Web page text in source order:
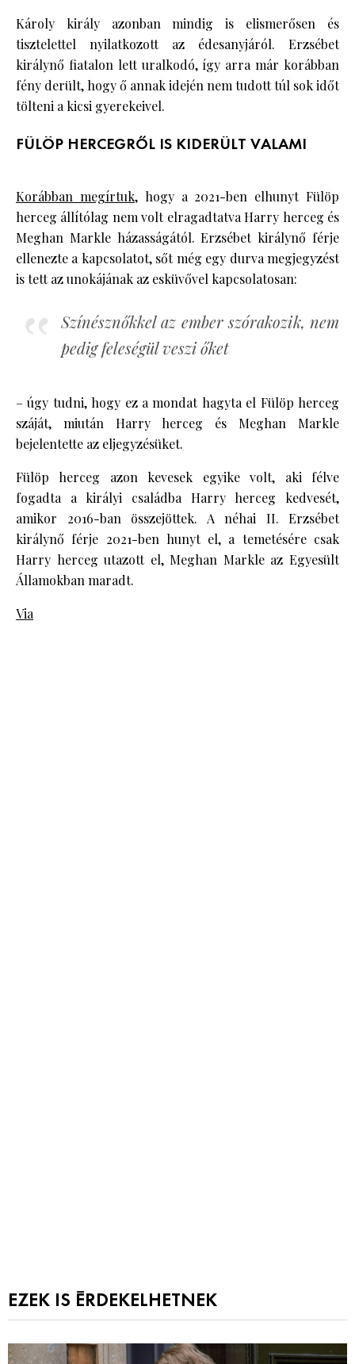
Károly király azonban mindig is elismerősen és
tisztelettel nyilatkozott az édesanyjáról. Erzsébet
királynő fiatalon lett uralkodó, így arra már korábban
fény derült, hogy ő annak idején nem tudott túl sok időt
tölteni a kicsi gyerekeivel.
FÜLÖP HERCEGRŐL IS KIDERÜLT VALAMI
Korábban megírtuk, hogy a 2021-ben elhunyt Fülöp
herceg állítólag nem volt elragadtatva Harry herceg és
Meghan Markle házasságától. Erzsébet királynő férje
ellenezte a kapcsolatot, sőt még egy durva megjegyzést
is tett az unokájának az esküvővel kapcsolatosan:
Színésznőkkel az ember szórakozik, nem
pedig feleségül veszi őket
– úgy tudni, hogy ez a mondat hagyta el Fülöp herceg
száját, miután Harry herceg és Meghan Markle
bejelentette az eljegyzésüket.
Fülöp herceg azon kevesek egyike volt, aki félve
fogadta a királyi családba Harry herceg kedvesét,
amikor 2016-ban összejöttek. A néhai II. Erzsébet
királynő férje 2021-ben hunyt el, a temetésére csak
Harry herceg utazott el, Meghan Markle az Egyesült
Államokban maradt.
Via
EZEK IS ÉRDEKELHETNEK